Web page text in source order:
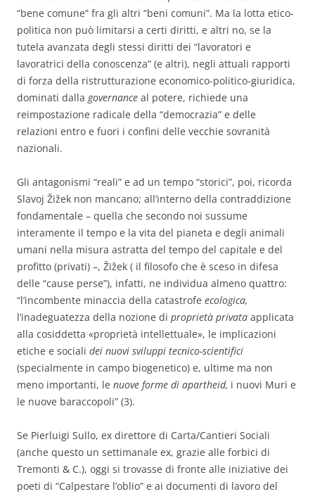
“bene comune” fra gli altri “beni comuni”. Ma la lotta etico-
politica non può limitarsi a certi diritti, e altri no, se la
tutela avanzata degli stessi diritti dei “lavoratori e
lavoratrici della conoscenza” (e altri), negli attuali rapporti
di forza della ristrutturazione economico-politico-giuridica,
dominati dalla governance al potere, richiede una
reimpostazione radicale della “democrazia” e delle
relazioni entro e fuori i confini delle vecchie sovranità
nazionali.
Gli antagonismi “reali” e ad un tempo “storici”, poi, ricorda
Slavoj Žižek non mancano; all’interno della contraddizione
fondamentale – quella che secondo noi sussume
interamente il tempo e la vita del pianeta e degli animali
umani nella misura astratta del tempo del capitale e del
profitto (privati) –, Žižek ( il filosofo che è sceso in difesa
delle “cause perse”), infatti, ne individua almeno quattro:
“l’incombente minaccia della catastrofe ecologica,
l’inadeguatezza della nozione di proprietà privata applicata
alla cosid­detta «proprietà intellettuale», le implicazioni
etiche e sociali dei nuovi sviluppi tecnico-scienti­fici
(specialmente in campo biogenetico) e, ultime ma non
meno importanti, le nuove forme di apartheid, i nuovi Muri e
le nuove baraccopoli” (3).
Se Pierluigi Sullo, ex direttore di Carta/Cantieri Sociali
(anche questo un settimanale ex, grazie alle forbici di
Tremonti & C.), oggi si trovasse di fronte alle iniziative dei
poeti di “Calpestare l’oblio” e ai documenti di lavoro del